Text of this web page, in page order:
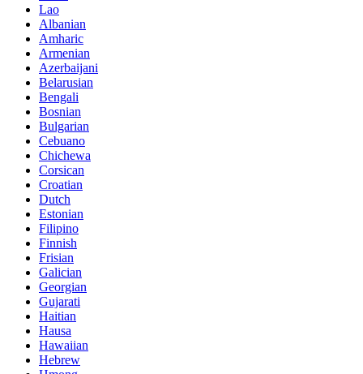
Lao
Albanian
Amharic
Armenian
Azerbaijani
Belarusian
Bengali
Bosnian
Bulgarian
Cebuano
Chichewa
Corsican
Croatian
Dutch
Estonian
Filipino
Finnish
Frisian
Galician
Georgian
Gujarati
Haitian
Hausa
Hawaiian
Hebrew